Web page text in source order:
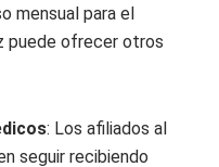
mensual para el
puede ofrecer otros
: Los afiliados al
seguir recibiendo